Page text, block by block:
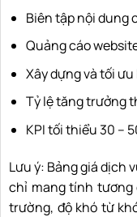
Biên tập nội dung
Quảng cáo
Xây dựng và tối
Tỷ lệ tăng trưởng
KPI tối thiểu 30 –
Lưu ý: Bảng giá dịch
chỉ mang tính tương
trường, độ khó từ